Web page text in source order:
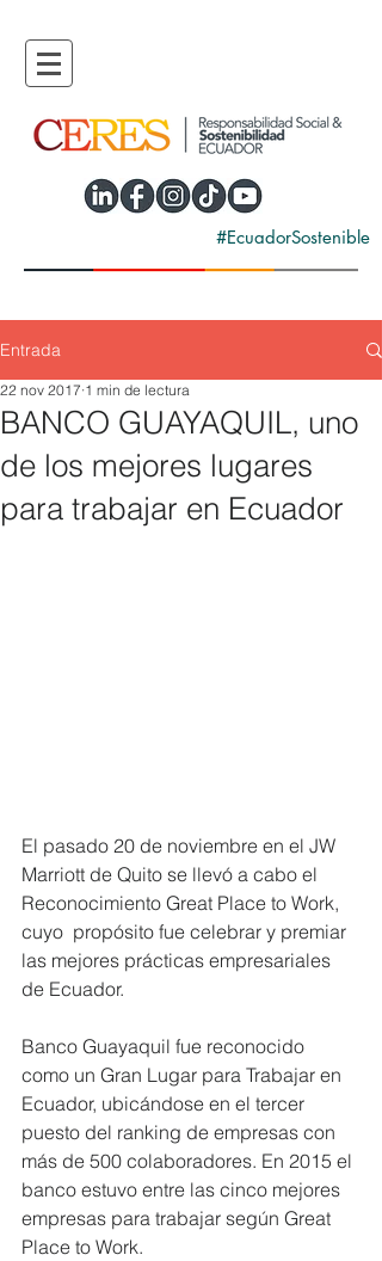
#EcuadorSostenible
Entrada
BANCO GUAYAQUIL, uno
de los mejores lugares
para trabajar en Ecuador
22 nov 2017 1 min de lectura
El pasado 20 de noviembre en el JW
Marriott de Quito se llevó a cabo el
Reconocimiento Great Place to Work,
cuyo  propósito fue celebrar y premiar
las mejores prácticas empresariales
de Ecuador.
Banco Guayaquil fue reconocido
como un Gran Lugar para Trabajar en
Ecuador, ubicándose en el tercer
puesto del ranking de empresas con
más de 500 colaboradores. En 2015 el
banco estuvo entre las cinco mejores
empresas para trabajar según Great
Place to Work.